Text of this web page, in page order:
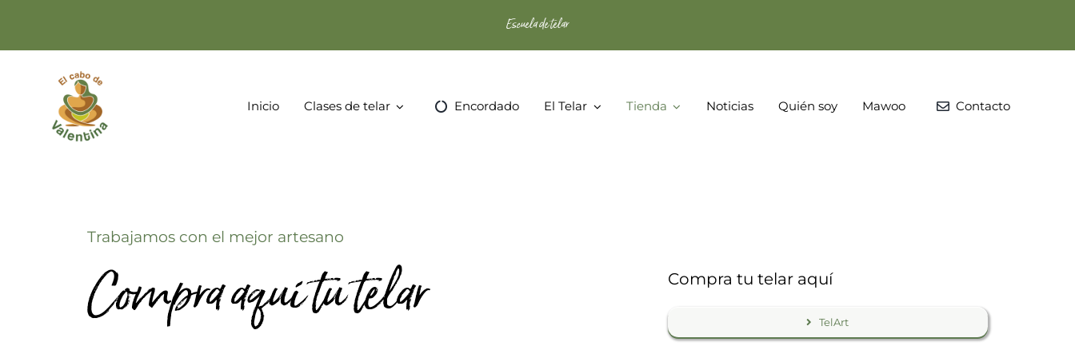
contenido
Escuela de telar
Inicio Clases de telar Encordado El Telar Tienda Noticias Quién soy Mawoo Contacto
Trabajamos con el mejor artesano
Compra aquí tu telar Compra tu telar aquí
TelArt